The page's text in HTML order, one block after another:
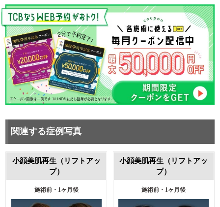
関連する症例写真
小顔美肌再生（リフトアッ
プ）
施術前・1ヶ月後
小顔美肌再生（リフトアッ
プ）
施術前・1ヶ月後